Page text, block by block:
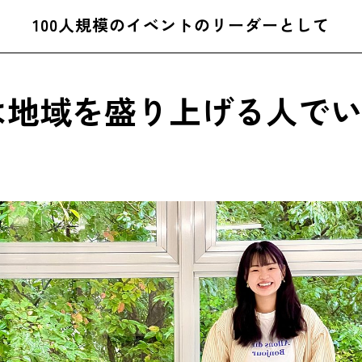
100人規模のイベントのリーダーとして
域を盛り上げる人で